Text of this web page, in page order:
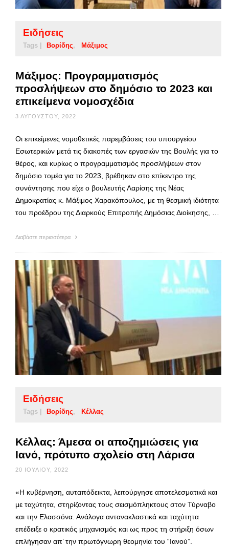
Ειδήσεις
Tags | Βορίδης Μάξιμος
Μάξιμος: Προγραμματισμός
προσλήψεων στο δημόσιο το 2023 και
επικείμενα νομοσχέδια
3 ΑΥΓΟΎΣΤΟΥ, 2022
Οι επικείμενες νομοθετικές παρεμβάσεις του υπουργείου
Εσωτερικών μετά τις διακοπές των εργασιών της Βουλής για το
θέρος, και κυρίως ο προγραμματισμός προσλήψεων στον
δημόσιο τομέα για το 2023, βρέθηκαν στο επίκεντρο της
συνάντησης που είχε ο βουλευτής Λαρίσης της Νέας
Δημοκρατίας κ. Μάξιμος Χαρακόπουλος, με τη θεσμική ιδιότητα
του προέδρου της Διαρκούς Επιτροπής Δημόσιας Διοίκησης, …
Διαβάστε περισσότερα
Ειδήσεις
Tags | Βορίδης Κέλλας
Κέλλας: Άμεσα οι αποζημιώσεις για
Ιανό, πρότυπο σχολείο στη Λάρισα
20 ΙΟΥΛΊΟΥ, 2022
«Η κυβέρνηση, αυταπόδεικτα, λειτούργησε αποτελεσματικά και
με ταχύτητα, στηρίζοντας τους σεισμόπληκτους στον Τύρναβο
και την Ελασσόνα. Ανάλογα αντανακλαστικά και ταχύτητα
επέδειξε ο κρατικός μηχανισμός και ως προς τη στήριξη όσων
επλήγησαν απ’ την πρωτόγνωρη θεομηνία του “Ιανού”.